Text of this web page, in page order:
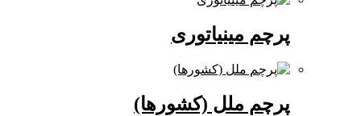
پرچم مینیاتوری
پرچم ملل (کشورها)